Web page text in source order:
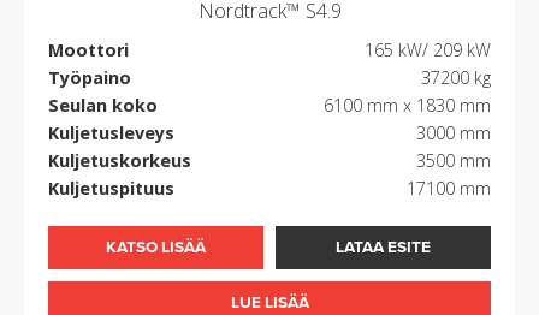
Nordtrack™ S4.9
Moottori
165 kW/ 209 kW
Työpaino
37200 kg
Seulan koko
6100 mm x 1830 mm
Kuljetusleveys
3000 mm
Kuljetuskorkeus
3500 mm
Kuljetuspituus
17100 mm
KATSO LISÄÄ LATAA ESITE
LUE LISÄÄ